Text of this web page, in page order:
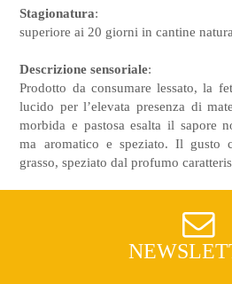
Stagionatura:
superiore ai 20 giorni in cantine
Descrizione sensoriale:
Prodotto da consumare lessato, la
lucido per l’elevata presenza di
morbida e pastosa esalta il sapore
ma aromatico e speziato. Il gusto
grasso, speziato dal profumo